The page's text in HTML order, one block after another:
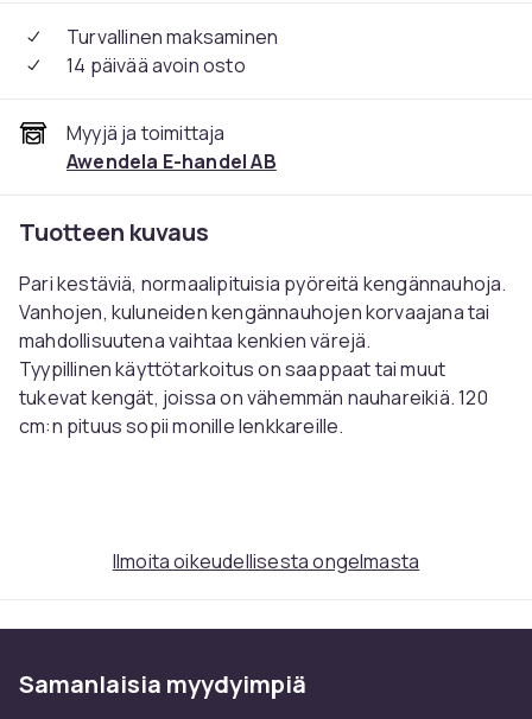
Turvallinen maksaminen
14 päivää avoin osto
Myyjä ja toimittaja
Awendela E-handel AB
Tuotteen kuvaus
Pari kestäviä, normaalipituisia pyöreitä kengännauhoja.
Vanhojen, kuluneiden kengännauhojen korvaajana tai
mahdollisuutena vaihtaa kenkien värejä.
Tyypillinen käyttötarkoitus on saappaat tai muut
tukevat kengät, joissa on vähemmän nauhareikiä. 120
cm:n pituus sopii monille lenkkareille.
vaaleanlila, vaaleanpinkki, tummansininen,
ruusunpunainen, punainen, musta, turkoosi, vanilja,
Pituus:120 cm
Ilmoita oikeudellisesta ongelmasta
Samanlaisia ​​myydyimpiä